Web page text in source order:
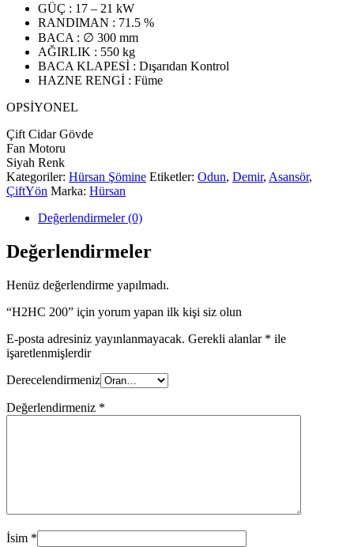
GÜÇ : 17 – 21 kW
RANDIMAN : 71.5 %
BACA : ∅ 300 mm
AĞIRLIK : 550 kg
BACA KLAPESİ : Dışarıdan Kontrol
HAZNE RENGİ : Füme
OPSİYONEL
Çift Cidar Gövde
Fan Motoru
Siyah Renk
Kategoriler: Hürsan Şömine Etiketler: Odun, Demir, Asansör,
ÇiftYön Marka: Hürsan
Değerlendirmeler (0)
Değerlendirmeler
Henüz değerlendirme yapılmadı.
“H2HC 200” için yorum yapan ilk kişi siz olun
E-posta adresiniz yayınlanmayacak. Gerekli alanlar * ile
işaretlenmişlerdir
Derecelendirmeniz
Değerlendirmeniz *
İsim *